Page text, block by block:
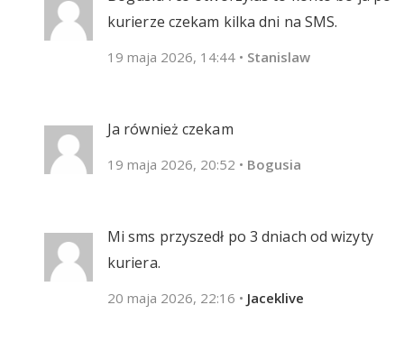
kurierze czekam kilka dni na SMS.
19 maja 2026, 14:44 • Stanislaw
Ja również czekam
19 maja 2026, 20:52 • Bogusia
Mi sms przyszedł po 3 dniach od wizyty
kuriera.
20 maja 2026, 22:16 • Jaceklive